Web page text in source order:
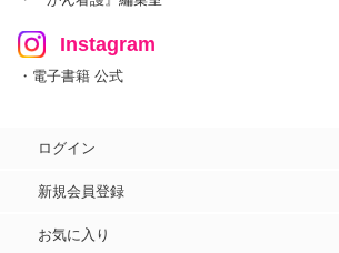
Instagram
・電子書籍 公式
ログイン
新規会員登録
お気に入り